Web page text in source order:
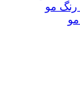
مو